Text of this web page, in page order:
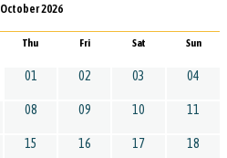
October 2026
Thu Fri Sat Sun
01 02 03 04
08 09 10 11
15 16 17 18